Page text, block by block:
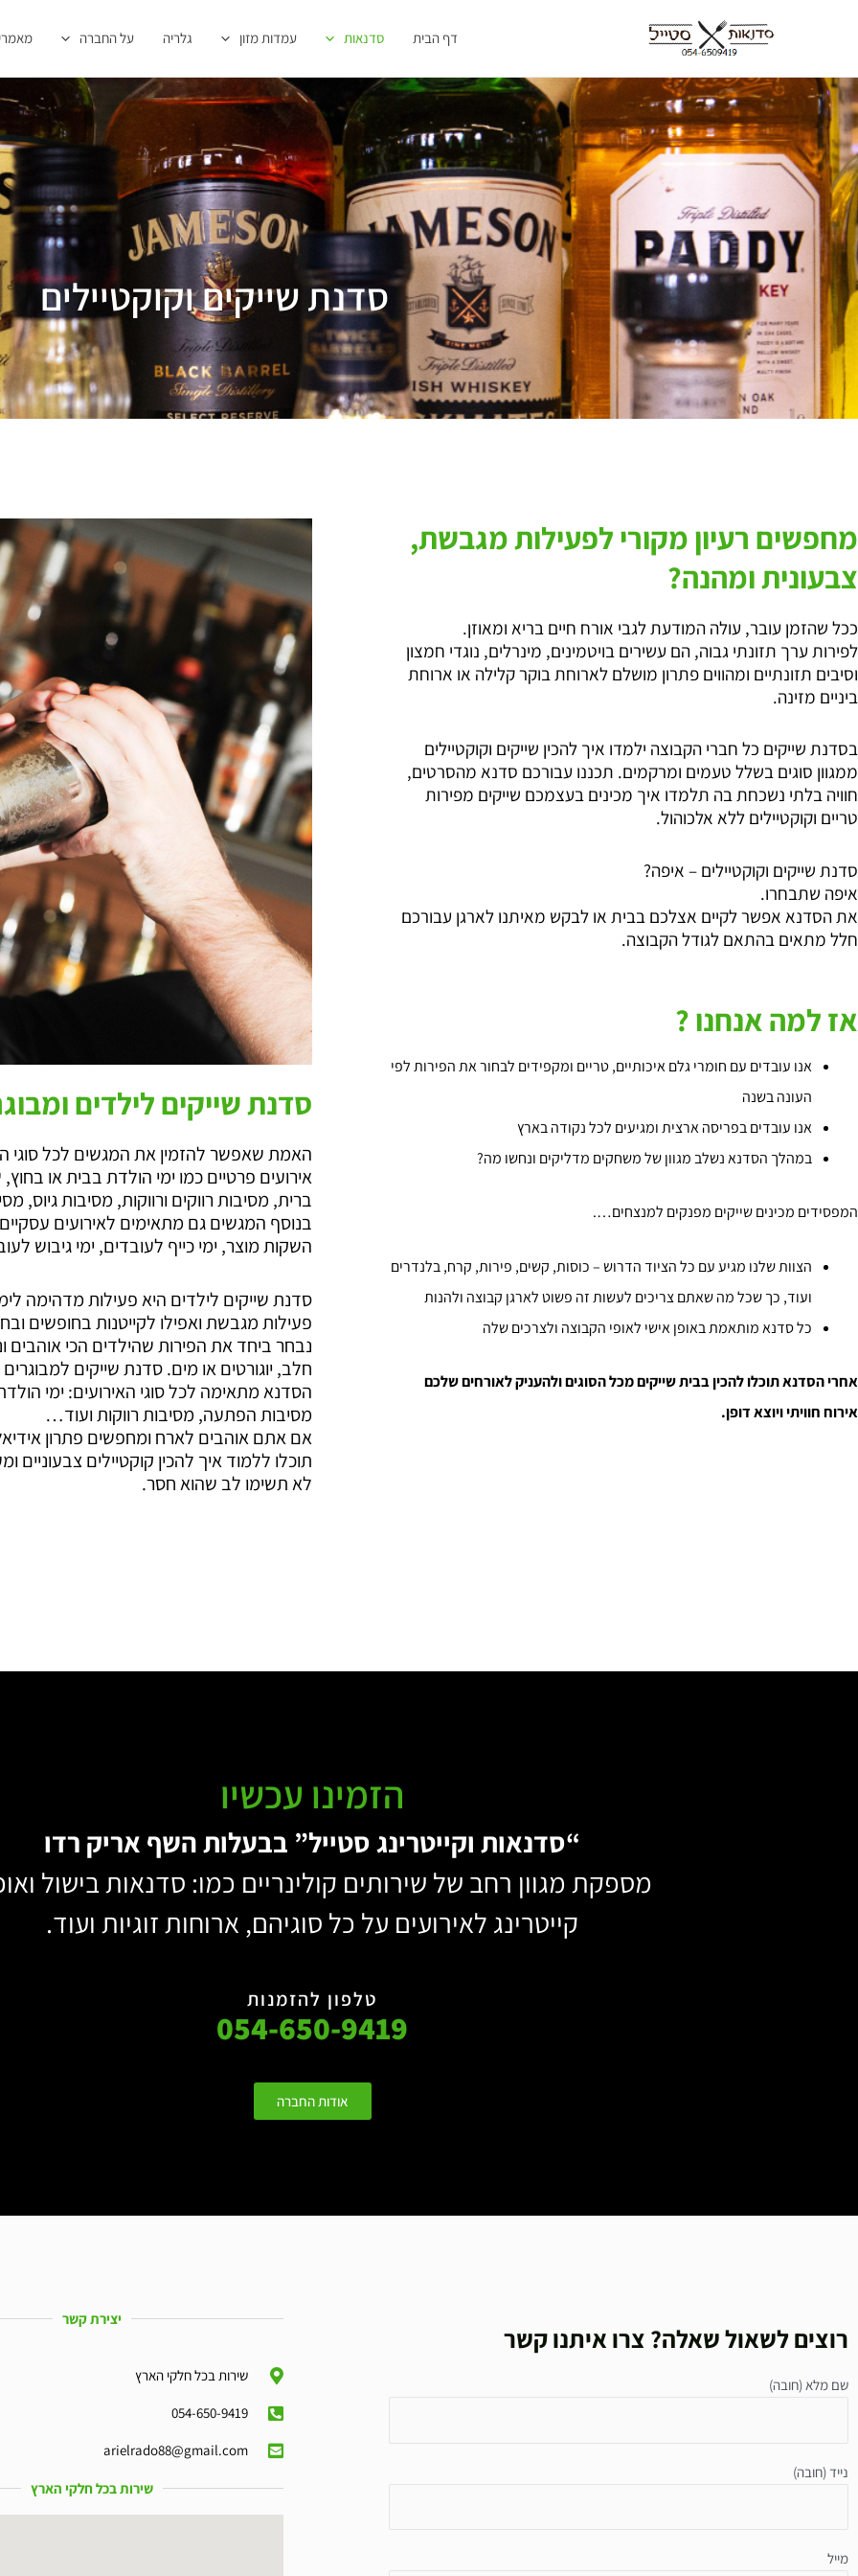
דף הבית סדנאות עמדות מזון גלריה על החברה
סדנת שייקים וקוקטיילים
מחפשים רעיון מקורי לפעילות מגבשת,
צבעונית ומהנה?
ככל שהזמן עובר, עולה המודעת לגבי אורח חיים בריא ומאוזן.
לפירות ערך תזונתי גבוה, הם עשירים בויטמינים, מינרלים, נוגדי חמצון
וסיבים תזונתיים ומהווים פתרון מושלם לארוחת בוקר קלילה או ארוחת
ביניים מזינה.
בסדנת שייקים כל חברי הקבוצה ילמדו איך להכין שייקים וקוקטיילים
ממגוון סוגים בשלל טעמים ומרקמים. תכננו עבורכם סדנא מהסרטים,
חוויה בלתי נשכחת בה תלמדו איך מכינים בעצמכם שייקים מפירות
טריים וקוקטיילים ללא אלכוהול.
סדנת שייקים וקוקטיילים – איפה?
איפה שתבחרו.
את הסדנא אפשר לקיים אצלכם בבית או לבקש מאיתנו לארגן עבורכם
חלל מתאים בהתאם לגודל הקבוצה.
אז למה אנחנו ?
אנו עובדים עם חומרי גלם איכותיים, טריים ומקפידים לבחור את הפירות לפי
העונה בשנה
אנו עובדים בפריסה ארצית ומגיעים לכל נקודה בארץ
במהלך הסדנא נשלב מגוון של משחקים מדליקים ונחשו מה?
המפסידים מכינים שייקים מפנקים למנצחים….
הצוות שלנו מגיע עם כל הציוד הדרוש – כוסות, קשים, פירות, קרח, בלנדרים
ועוד, כך שכל מה שאתם צריכים לעשות זה פשוט לארגן קבוצה ולהנות
כל סדנא מותאמת באופן אישי לאופי הקבוצה ולצרכים שלה
אחרי הסדנא תוכלו להכין בבית שייקים מכל הסוגים ולהעניק לאורחים שלכם
אירוח חוויתי ויוצא דופן.
סדנת שייקים לילדים
האמת שאפשר להזמין את המגשים לכל סוגי
אירועים פרטיים כמו ימי הולדת בבית או
ברית, מסיבות רווקים ורווקות, מסיבות גיוס,
בנוסף המגשים גם מתאימים לאירועים
השקות מוצר, ימי כייף לעובדים, ימי גיבוש
סדנת שייקים לילדים היא פעילות מדהימה
פעילות מגבשת ואפילו לקייטנות בחופשים
נבחר ביחד את הפירות שהילדים הכי אוהבים
חלב, יוגורטים או מים. סדנת שייקים למבוגרים
הסדנא מתאימה לכל סוגי האירועים: ימי
מסיבות הפתעה, מסיבות רווקות ועוד…
אם אתם אוהבים לארח ומחפשים פתרון
תוכלו ללמוד איך להכין קוקטיילים
לא תשימו לב שהוא חסר.
הזמינו עכשיו
“סדנאות וקייטרינג סטייל” בבעלות השף אריק רדו
מספקת מגוון רחב של שירותים קולינריים כמו: סדנאות בישול
קייטרינג לאירועים על כל סוגיהם, ארוחות זוגיות ועוד.
טלפון להזמנות
054-650-9419
אודות החברה
רוצים לשאול שאלה? צרו איתנו קשר
שם מלא (חובה)
נייד (חובה)
מייל
יצירת קשר
שירות בכל חלקי הארץ
054-650-9419
arielrado88@gmail.com
שירות בכל חלקי הארץ